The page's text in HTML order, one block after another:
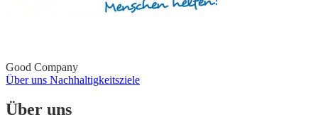
Good Company
Über uns Nachhaltigkeitsziele
Über uns